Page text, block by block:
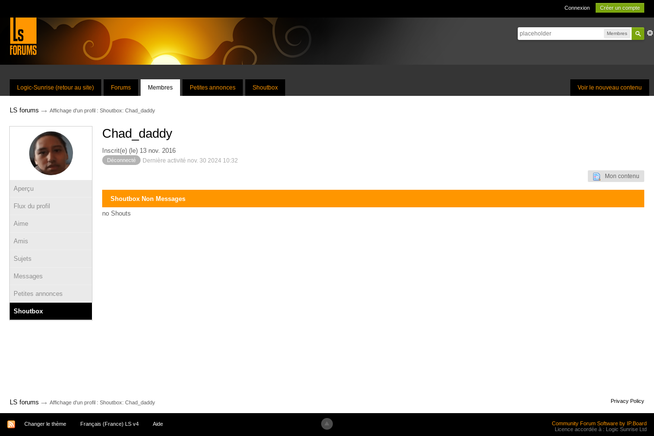
Connexion Créer un compte
Membres
Voir le nouveau contenu
Logic-Sunrise (retour au site) Forums Membres Petites annonces Shoutbox
LS forums → Affichage d'un profil : Shoutbox: Chad_daddy
Aperçu
Flux du profil
Aime
Amis
Sujets
Messages
Petites annonces
Shoutbox
Chad_daddy
Inscrit(e) (le) 13 nov. 2016
Déconnecté Dernière activité nov. 30 2024 10:32
Mon contenu
Shoutbox Non Messages
no Shouts
LS forums → Affichage d'un profil : Shoutbox: Chad_daddy Privacy Policy
Changer le thème Français (France) LS v4 Aide
Community Forum Software by IP.Board
Licence accordée à : Logic Sunrise Ltd